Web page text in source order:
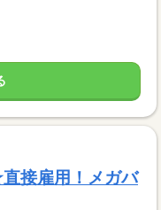
接雇用！メガバ